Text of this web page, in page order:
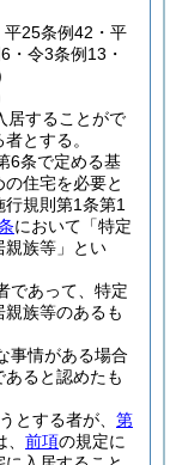
25条例42・平
・令3条例13・
居することがで
とする。
6条で定める基
住宅を必要と
規則第1条第1
において「特定
親族等」とい
であって、特定
族等のあるも
事情がある場合
ると認めたも
とする者が、 第
前項の規定に